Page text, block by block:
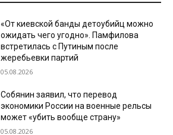
«От киевской банды детоубийц можно
ожидать чего угодно». Памфилова
встретилась с Путиным после
жеребьевки партий
05.08.2026
Собянин заявил, что перевод
экономики России на военные рельсы
может «убить вообще страну»
05.08.2026